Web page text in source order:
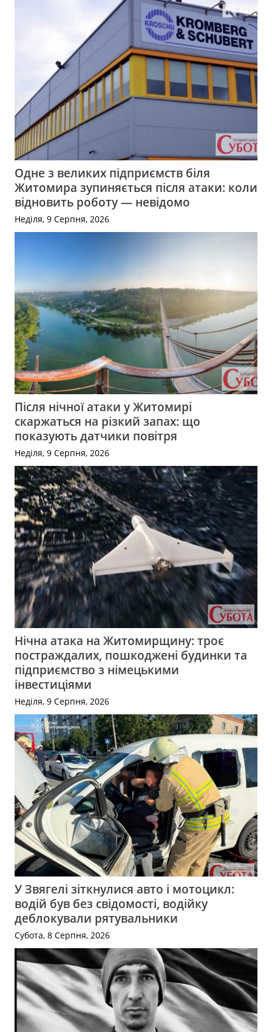
Одне з великих підприємств біля
Житомира зупиняється після атаки: коли
відновить роботу — невідомо
Неділя, 9 Серпня, 2026
Після нічної атаки у Житомирі
скаржаться на різкий запах: що
показують датчики повітря
Неділя, 9 Серпня, 2026
Нічна атака на Житомирщину: троє
постраждалих, пошкоджені будинки та
підприємство з німецькими
інвестиціями
Неділя, 9 Серпня, 2026
У Звягелі зіткнулися авто і мотоцикл:
водій був без свідомості, водійку
деблокували рятувальники
Субота, 8 Серпня, 2026